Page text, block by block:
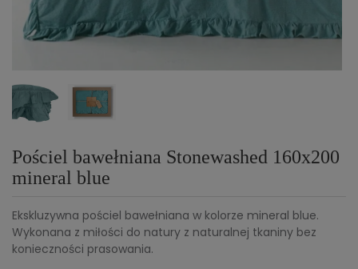
Dodatkowe 10%
wartości powyżej 2000 zł - ten rabat
nalicza się automatycznie
Regulamin Promocji
Pościel bawełniana Stonewashed 160x200
mineral blue
Ekskluzywna pościel bawełniana w kolorze mineral blue.
Wykonana z miłości do natury z naturalnej tkaniny bez
konieczności prasowania.